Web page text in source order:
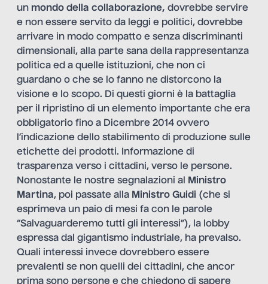
un mondo della collaborazione, dovrebbe servire
e non essere servito da leggi e politici, dovrebbe
arrivare in modo compatto e senza discriminanti
dimensionali, alla parte sana della rappresentanza
politica ed a quelle istituzioni, che non ci
guardano o che se lo fanno ne distorcono la
visione e lo scopo. Di questi giorni è la battaglia
per il ripristino di un elemento importante che era
obbligatorio fino a Dicembre 2014 ovvero
l’indicazione dello stabilimento di produzione sulle
etichette dei prodotti. Informazione di
trasparenza verso i cittadini, verso le persone.
Nonostante le nostre segnalazioni al Ministro
Martina, poi passate alla Ministro Guidi (che si
esprimeva un paio di mesi fa con le parole
“Salvaguarderemo tutti gli interessi”), la lobby
espressa dal gigantismo industriale, ha prevalso.
Quali interessi invece dovrebbero essere
prevalenti se non quelli dei cittadini, che ancor
prima sono persone e che chiedono di sapere